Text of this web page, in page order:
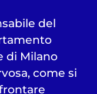
del
di Milano
come si